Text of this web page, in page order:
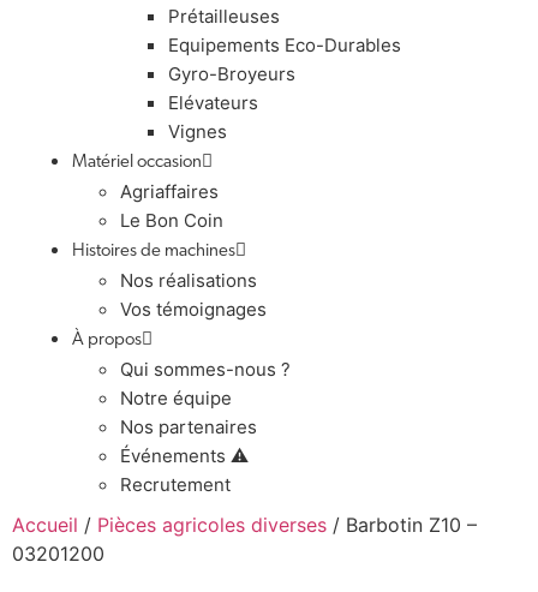
Prétailleuses
Equipements Eco-Durables
Gyro-Broyeurs
Elévateurs
Vignes
Matériel occasion
Agriaffaires
Le Bon Coin
Histoires de machines
Nos réalisations
Vos témoignages
À propos
Qui sommes-nous ?
Notre équipe
Nos partenaires
Événements ⚠️
Recrutement
Accueil / Pièces agricoles diverses / Barbotin Z10 –
03201200